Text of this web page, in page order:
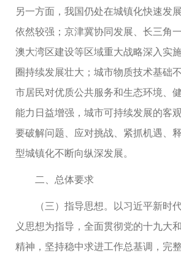
另一方面，我国仍处在城镇化快速发
依然较强；京津冀协同发展、长三角
澳大湾区建设等区域重大战略深入实
圈持续发展壮大；城市物质技术基础
市居民对优质公共服务和生态环境、
能力日益增强，城市可持续发展的客
要破解问题、应对挑战、紧抓机遇、
型城镇化不断向纵深发展。
二、总体要求
（三）指导思想。以习近平新时
义思想为指导，全面贯彻党的十九大
精神，坚持稳中求进工作总基调，完